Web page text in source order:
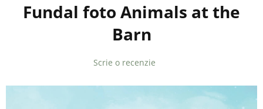
Fundal foto Animals at the
Barn
Scrie o recenzie